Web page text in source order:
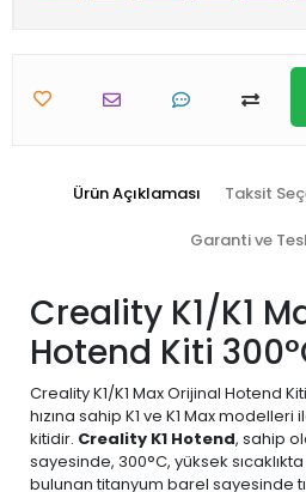
Ürün Açıklaması Taksit
Garanti ve
Creality K1/K1
Hotend Kiti
Creality K1/K1 Max Orijinal Hotend
hızına sahip K1 ve K1 Max
kitidir. Creality K1 Hotend, sahip
sayesinde, 300°C, yüksek
bulunan titanyum barel sayesinde